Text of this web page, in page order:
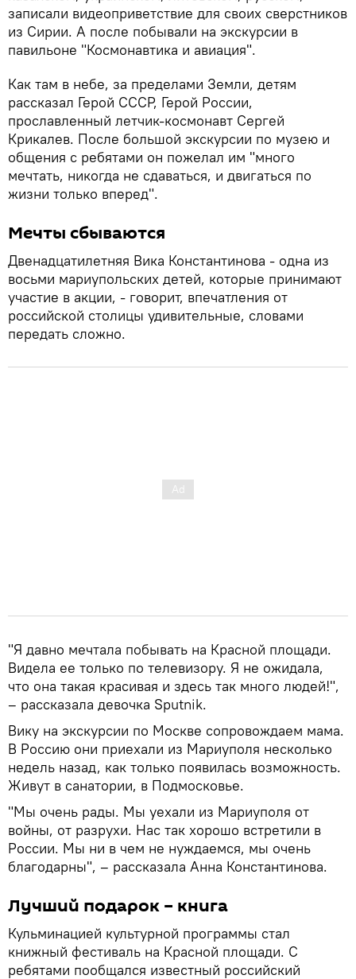
записали видеоприветствие для своих сверстников
из Сирии. А после побывали на экскурсии в
павильоне "Космонавтика и авиация".
Как там в небе, за пределами Земли, детям
рассказал Герой СССР, Герой России,
прославленный летчик-космонавт Сергей
Крикалев. После большой экскурсии по музею и
общения с ребятами он пожелал им "много
мечтать, никогда не сдаваться, и двигаться по
жизни только вперед".
Мечты сбываются
Двенадцатилетняя Вика Константинова - одна из
восьми мариупольских детей, которые принимают
участие в акции, - говорит, впечатления от
российской столицы удивительные, словами
передать сложно.
"Я давно мечтала побывать на Красной площади.
Видела ее только по телевизору. Я не ожидала,
что она такая красивая и здесь так много людей!",
– рассказала девочка Sputnik.
Вику на экскурсии по Москве сопровождаем мама.
В Россию они приехали из Мариуполя несколько
недель назад, как только появилась возможность.
Живут в санатории, в Подмосковье.
"Мы очень рады. Мы уехали из Мариуполя от
войны, от разрухи. Нас так хорошо встретили в
России. Мы ни в чем не нуждаемся, мы очень
благодарны", – рассказала Анна Константинова.
Лучший подарок – книга
Кульминацией культурной программы стал
книжный фестиваль на Красной площади. С
ребятами пообщался известный российский